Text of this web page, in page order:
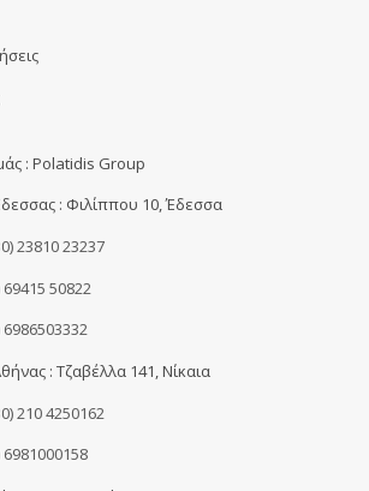
: Polatidis Group
: Φιλίππου 10, Έδεσσα
23810 23237
50822
6986503332
: Τζαβέλλα 141, Νίκαια
210 4250162
6981000158